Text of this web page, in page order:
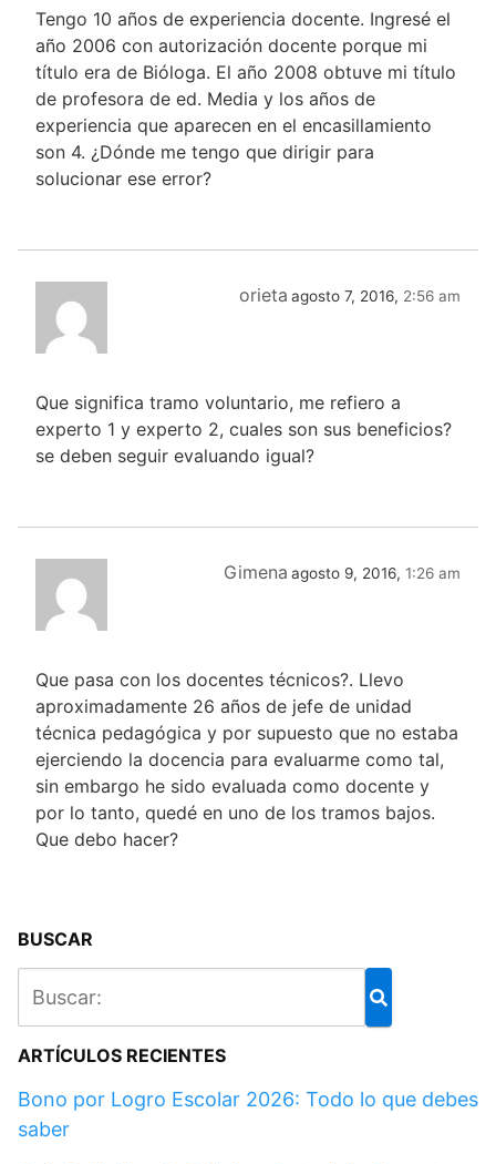
Tengo 10 años de experiencia docente. Ingresé el
año 2006 con autorización docente porque mi
título era de Bióloga. El año 2008 obtuve mi título
de profesora de ed. Media y los años de
experiencia que aparecen en el encasillamiento
son 4. ¿Dónde me tengo que dirigir para
solucionar ese error?
orieta agosto 7, 2016, 2:56 am
Que significa tramo voluntario, me refiero a
experto 1 y experto 2, cuales son sus beneficios?
se deben seguir evaluando igual?
Gimena agosto 9, 2016, 1:26 am
Que pasa con los docentes técnicos?. Llevo
aproximadamente 26 años de jefe de unidad
técnica pedagógica y por supuesto que no estaba
ejerciendo la docencia para evaluarme como tal,
sin embargo he sido evaluada como docente y
por lo tanto, quedé en uno de los tramos bajos.
Que debo hacer?
BUSCAR
ARTÍCULOS RECIENTES
Bono por Logro Escolar 2026: Todo lo que debes
saber